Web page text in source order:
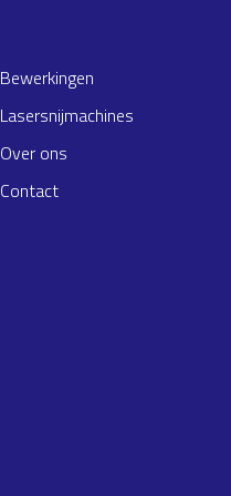
Bewerkingen
Lasersnijmachines
Over ons
Contact